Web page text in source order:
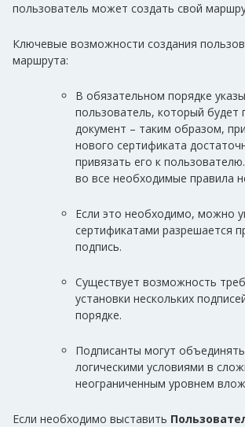
пользователь может создать свой
Ключевые возможности создания
маршрута:
В обязательном порядке
пользователь, который будет
документ – таким образом,
нового сертификата
привязать его к
во все необходимые правила
Если это необходимо, можно
сертификатами разрешается
подпись.
Существует возможность
установки нескольких
порядке.
Подписанты могут
логическими условиями в
неограниченным уровнем
Если необходимо выставить